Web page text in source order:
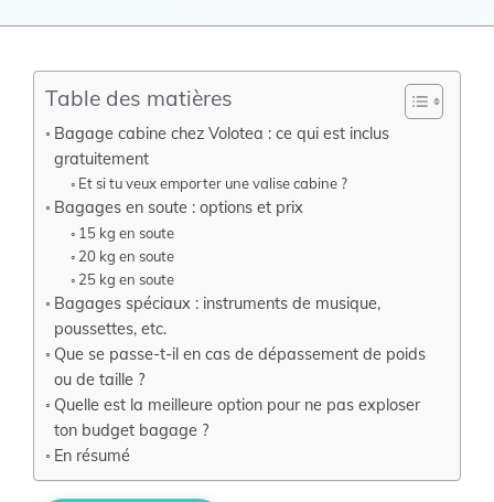
Table des matières
Bagage cabine chez Volotea : ce qui est inclus
gratuitement
Et si tu veux emporter une valise cabine ?
Bagages en soute : options et prix
15 kg en soute
20 kg en soute
25 kg en soute
Bagages spéciaux : instruments de musique,
poussettes, etc.
Que se passe-t-il en cas de dépassement de poids
ou de taille ?
Quelle est la meilleure option pour ne pas exploser
ton budget bagage ?
En résumé